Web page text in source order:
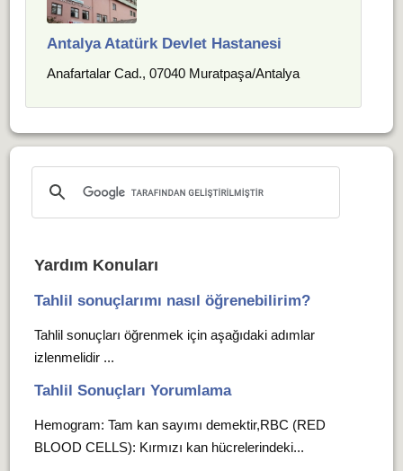
Antalya Atatürk Devlet Hastanesi
Anafartalar Cad., 07040 Muratpaşa/Antalya
Yardım Konuları
Tahlil sonuçlarımı nasıl öğrenebilirim?
Tahlil sonuçları öğrenmek için aşağıdaki adımlar
izlenmelidir ...
Tahlil Sonuçları Yorumlama
Hemogram: Tam kan sayımı demektir,RBC (RED
BLOOD CELLS): Kırmızı kan hücrelerindeki...